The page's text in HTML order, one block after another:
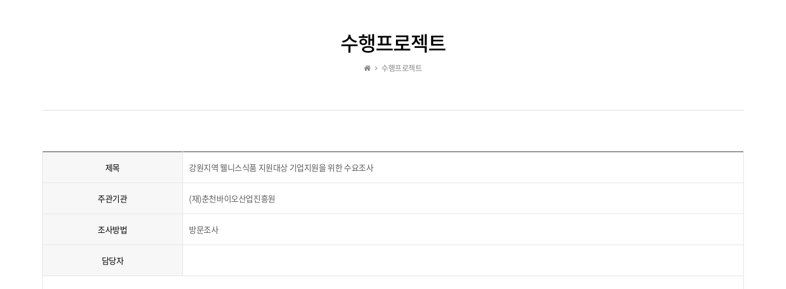
수행프로젝트
수행프로젝트
제목 강원지역 웰니스식품 지원대상 기업지원을 위한 수요조사
주관기관 (재)춘천바이오산업진흥원
조사방법 방문조사
담당자